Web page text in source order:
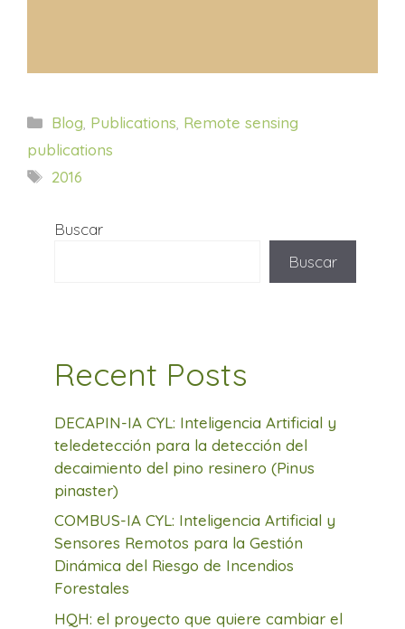
Categorías
Blog Publications Remote sensing
publications
Etiquetas
2016
Buscar
Buscar
Recent Posts
DECAPIN-IA CYL: Inteligencia Artificial y
teledetección para la detección del
decaimiento del pino resinero (Pinus
pinaster)
COMBUS-IA CYL: Inteligencia Artificial y
Sensores Remotos para la Gestión
Dinámica del Riesgo de Incendios
Forestales
HQH: el proyecto que quiere cambiar el